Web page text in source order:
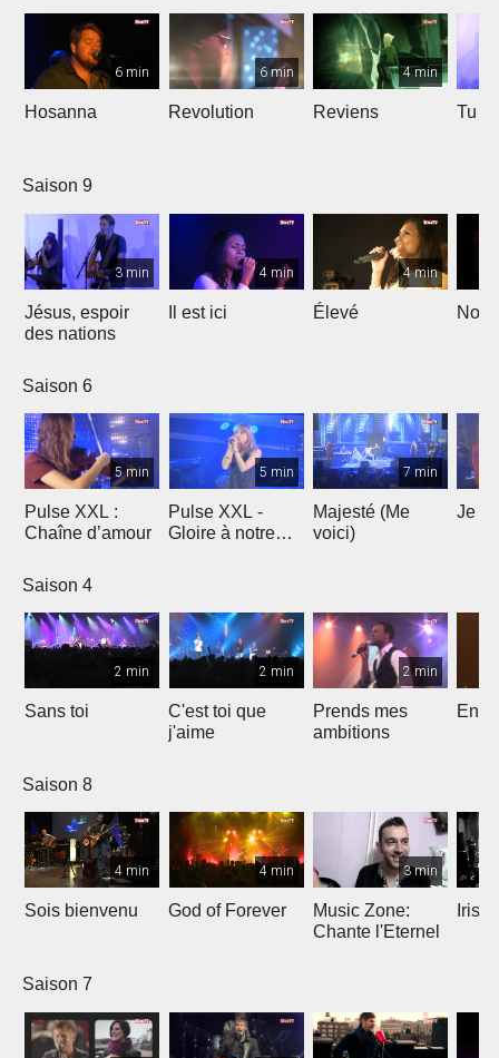
6 min
Hosanna
6 min
Revolution
4 min
Reviens Tu
Saison 9
3 min
Jésus, espoir
des nations
4 min
Il est ici
4 min
Élevé
Saison 6
5 min
Pulse XXL :
Chaîne d’amour
5 min
Pulse XXL -
Gloire à notre
7 min
Majesté (Me
voici)
Je te
Saison 4
2 min
Sans toi
2 min
C'est toi que
j'aime
2 min
Prends mes
ambitions
Saison 8
4 min
Sois bienvenu
4 min
God of Forever
3 min
Music Zone:
Chante l'Eternel
Irish
Saison 7